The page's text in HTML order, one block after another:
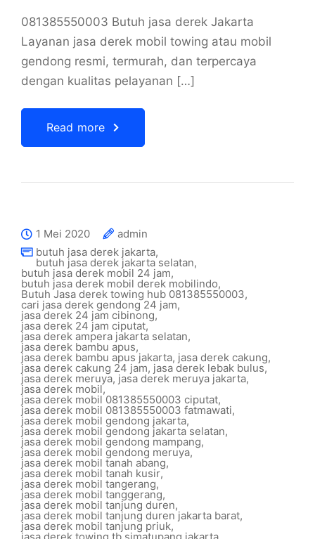
081385550003 Butuh jasa derek Jakarta
Layanan jasa derek mobil towing atau mobil
gendong resmi, termurah, dan terpercaya
dengan kualitas pelayanan […]
Read more
1 Mei 2020
admin
butuh jasa derek jakarta,
butuh jasa derek jakarta selatan,
butuh jasa derek mobil 24 jam,
butuh jasa derek mobil derek mobilindo,
Butuh Jasa derek towing hub 081385550003,
cari jasa derek gendong 24 jam,
jasa derek 24 jam cibinong,
jasa derek 24 jam ciputat,
jasa derek ampera jakarta selatan,
jasa derek bambu apus,
jasa derek bambu apus jakarta, jasa derek cakung,
jasa derek cakung 24 jam, jasa derek lebak bulus,
jasa derek meruya, jasa derek meruya jakarta,
jasa derek mobil,
jasa derek mobil 081385550003 ciputat,
jasa derek mobil 081385550003 fatmawati,
jasa derek mobil gendong jakarta,
jasa derek mobil gendong jakarta selatan,
jasa derek mobil gendong mampang,
jasa derek mobil gendong meruya,
jasa derek mobil tanah abang,
jasa derek mobil tanah kusir,
jasa derek mobil tangerang,
jasa derek mobil tanggerang,
jasa derek mobil tanjung duren,
jasa derek mobil tanjung duren jakarta barat,
jasa derek mobil tanjung priuk,